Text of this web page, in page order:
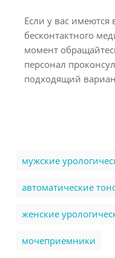
Если у вас имеются
бесконтактного
момент
персонал
подходящий
мужские
автоматические
женские
мочеприемники